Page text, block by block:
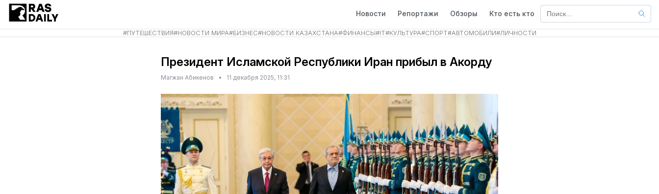
Новости Репортажи Обзоры Кто есть кто
#ПУТЕШЕСТВИЯ#НОВОСТИ МИРА#БИЗНЕС#НОВОСТИ КАЗАХСТАНА#ФИНАНСЫ#IT#КУЛЬТУРА#СПОРТ#АВТОМОБИЛИ#ЛИЧНОСТИ
Президент Исламской Республики Иран прибыл в Акорду
Магжан Абикенов • 11 декабря 2025, 11:31